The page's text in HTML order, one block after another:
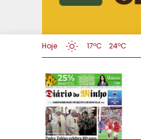
Hoje 17ºC 24ºC